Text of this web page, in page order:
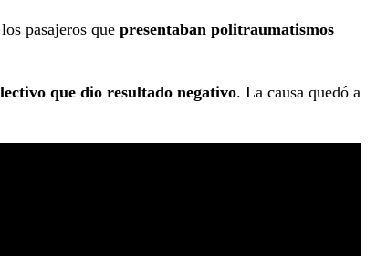
pasajeros que presentaban politraumatismos
que dio resultado negativo. La causa quedó a